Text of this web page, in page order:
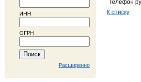
ИНН
ОГРН
Расширенно
Телефон
К списку